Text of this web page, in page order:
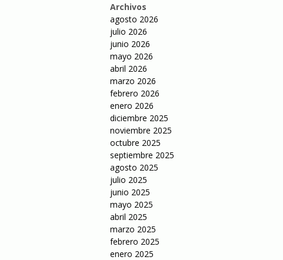
Archivos
agosto 2026
julio 2026
junio 2026
mayo 2026
abril 2026
marzo 2026
febrero 2026
enero 2026
diciembre 2025
noviembre 2025
octubre 2025
septiembre 2025
agosto 2025
julio 2025
junio 2025
mayo 2025
abril 2025
marzo 2025
febrero 2025
enero 2025